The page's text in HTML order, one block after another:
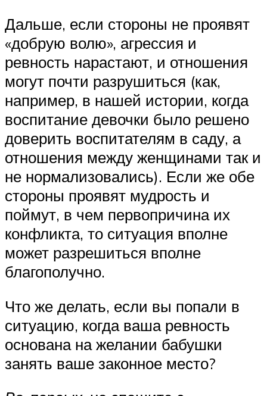
Дальше, если стороны не проявят
«добрую волю», агрессия и
ревность нарастают, и отношения
могут почти разрушиться (как,
например, в нашей истории, когда
воспитание девочки было решено
доверить воспитателям в саду, а
отношения между женщинами так и
не нормализовались). Если же обе
стороны проявят мудрость и
поймут, в чем первопричина их
конфликта, то ситуация вполне
может разрешиться вполне
благополучно.
Что же делать, если вы попали в
ситуацию, когда ваша ревность
основана на желании бабушки
занять ваше законное место?